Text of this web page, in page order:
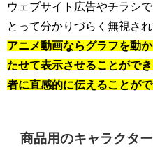
ウェブサイト広告やチラシ
とって分かりづらく無視さ
アニメ動画ならグラフを動
たせて表示させることがで
者に直感的に伝えることがで
商品用のキャラクタ